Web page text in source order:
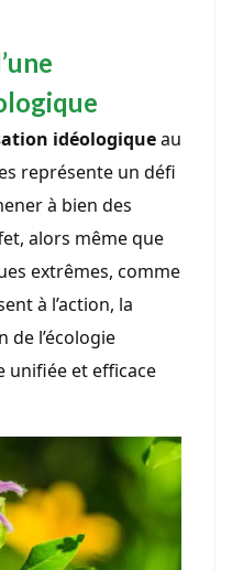
idéologiqueau
représente un défi
à bien des
alors même que
extrêmes, comme
à l’action, la
de l’écologie
unifiée et efficace